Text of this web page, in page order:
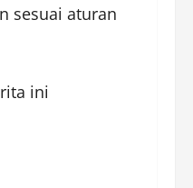
sesuai aturan
ini